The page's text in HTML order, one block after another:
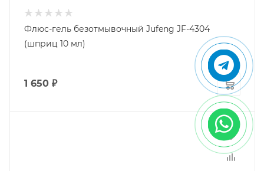
Флюс-гель безотмывочный Jufeng JF-4304
(шприц 10 мл)
1 650 ₽